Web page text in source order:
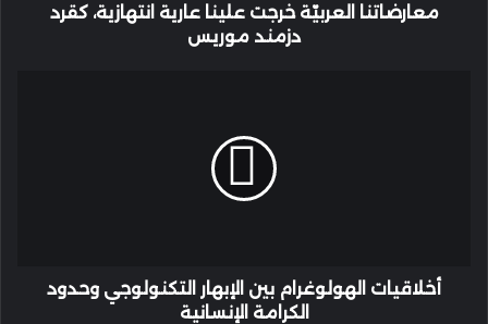
معارضاتنا العربيّة خرجت علينا عارية انتهازية، كقرد
دزمند موريس
أخلاقيات الهولوغرام بين الإبهار التكنولوجي وحدود
الكرامة الإنسانية